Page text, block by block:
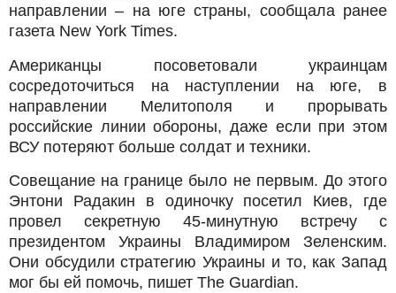
направлении – на юге страны, сообщала ранее
газета New York Times.
Американцы посоветовали украинцам
сосредоточиться на наступлении на юге, в
направлении Мелитополя и прорывать
российские линии обороны, даже если при этом
ВСУ потеряют больше солдат и техники.
Совещание на границе было не первым. До этого
Энтони Радакин в одиночку посетил Киев, где
провел секретную 45-минутную встречу с
президентом Украины Владимиром Зеленским.
Они обсудили стратегию Украины и то, как Запад
мог бы ей помочь, пишет The Guardian.